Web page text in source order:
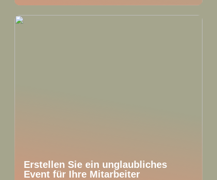
Erstellen Sie ein unglaubliches
Event für Ihre Mitarbeiter